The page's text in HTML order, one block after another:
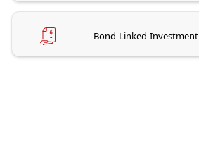
Bond Linked Investment